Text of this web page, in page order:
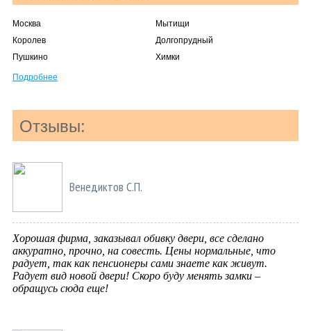
Москва
Мытищи
Королев
Долгопрудный
Пушкино
Химки
Подробнее
Отзывы:
Венедиктов С.П.
Хорошая фирма, заказывал обивку двери, все сделано
аккуратно, прочно, на совесть. Цены нормальные, что
радует, так как пенсионеры сами знаете как живут.
Радует вид новой двери! Скоро буду менять замки –
обращусь сюда еще!